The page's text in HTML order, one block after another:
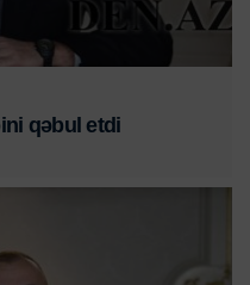
qəbul etdi